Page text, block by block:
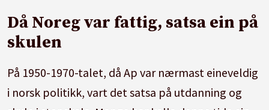
Då Noreg var fattig, satsa ein på
skulen
På 1950-1970-talet, då Ap var nærmast eineveldig
i norsk politikk, vart det satsa på utdanning og